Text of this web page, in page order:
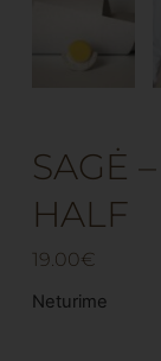
SAGĖ
HALF
19.00€
Neturime